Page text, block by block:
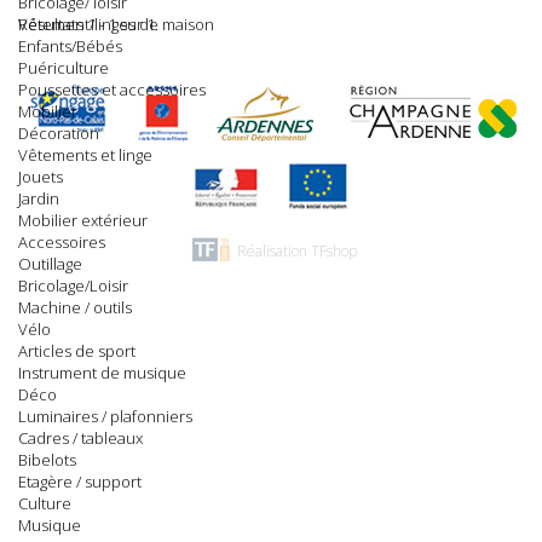
Vêtement/linges de maison
Enfants/Bébés
Puériculture
Poussettes et accessoires
Mobilier
Décoration
Vêtements et linge
Jouets
Jardin
Mobilier extérieur
Accessoires
Outillage
Bricolage/Loisir
Machine / outils
Vélo
Articles de sport
Instrument de musique
Déco
Luminaires / plafonniers
Cadres / tableaux
Bibelots
Etagère / support
Culture
Musique
Résultats 1 - 1 sur 1.
Réalisation TFshop